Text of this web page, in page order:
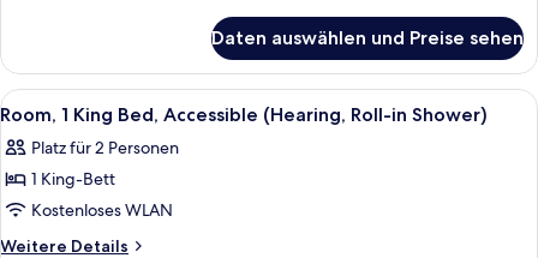
(Roll-
In
Shower)
anzeigen
1
King
Bed,
(Roll-
In
Daten auswählen und Preise sehen
Alle
Fotos
für
Room,
1
King
Ein Hotelzimmer mit Bett,
5
Room, 1 King Bed, Accessible (Hearing, Roll-in Shower)
Platz für 2 Personen
1 King-Bett
Kostenloses WLAN
Weitere Details
Weitere